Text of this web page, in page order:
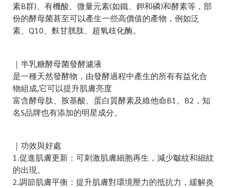
素B群)、有機酸、微量元素(如鐵、鉀和磷)和酵素等，部
份的酵母菌甚至可以產生一些高價值的產物，例如泛
素、Q10、麩甘胱肽、超氧歧化酶。
｜半乳糖酵母菌發酵濾液
是一種天然發酵物，由發酵過程中產生的所有有益化合
物組成,它可以提升肌膚亮度
富含酵母肽、胺基酸、蛋白質酵素及維他命B1、B2，知
名S品牌也有添加的明星成分。
｜功效與好處
1.促進肌膚更新：可刺激肌膚細胞再生，減少皺紋和細紋
的出現。
2.調節肌膚平衡：提升肌膚對環境壓力的抵抗力，緩解炎